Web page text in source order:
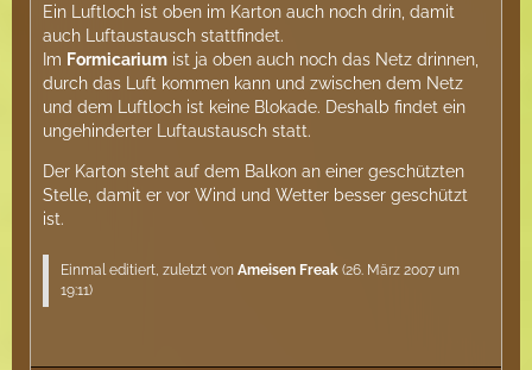
Ein Luftloch ist oben im Karton auch noch drin, damit
auch Luftaustausch stattfindet.
Im Formicarium ist ja oben auch noch das Netz drinnen,
durch das Luft kommen kann und zwischen dem Netz
und dem Luftloch ist keine Blokade. Deshalb findet ein
ungehinderter Luftaustausch statt.
Der Karton steht auf dem Balkon an einer geschützten
Stelle, damit er vor Wind und Wetter besser geschützt
ist.
Einmal editiert, zuletzt von Ameisen Freak (26. März 2007 um
19:11)